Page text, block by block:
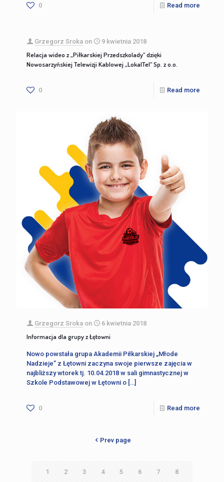
0 Read more
Grzegorz Sroka on 9 kwietnia 2018
Relacja wideo z „Piłkarskiej Przedszkolady” dzięki
Nowosarzyńskiej Telewizji Kablowej „LokalTel” Sp. z o.o.
0 Read more
Grzegorz Sroka on 6 kwietnia 2018
Informacja dla grupy z Łętowni
Nowo powstała grupa Akademii Piłkarskiej „Młode
Nadzieje” z Łętowni zaczyna swoje pierwsze zajęcia w
najbliższy wtorek tj. 10.04.2018 w sali gimnastycznej w
Szkole Podstawowej w Łętowni o […]
0 Read more
Prev page
1 2 3 4 5 6 7 8